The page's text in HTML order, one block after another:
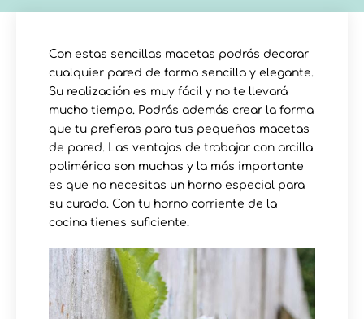
Con estas sencillas macetas podrás decorar
cualquier pared de forma sencilla y elegante.
Su realización es muy fácil y no te llevará
mucho tiempo. Podrás además crear la forma
que tu prefieras para tus pequeñas macetas
de pared. Las ventajas de trabajar con arcilla
polimérica son muchas y la más importante
es que no necesitas un horno especial para
su curado. Con tu horno corriente de la
cocina tienes suficiente.